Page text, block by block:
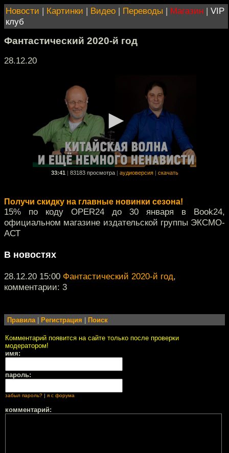
Новости | Картинки | Видео | Переводы | Магазин | VIP
клуб
Фантастический 2020-й год
28.12.20
33:41 83183 просмотра аудиоверсия скачать
Получи скидку на главные новинки сезона!
15% по коду OPER24 до 30 января в Book24,
официальном магазине издательской группы ЭКСМО-
АСТ
В новостях
28.12.20 15:00 Фантастический 2020-й год,
комментарии: 3
Правила| Регистрация Поиск
Комментарий появится на сайте только после проверки
модератором!
имя:
пароль:
забыл пароль? я с форума
комментарий: